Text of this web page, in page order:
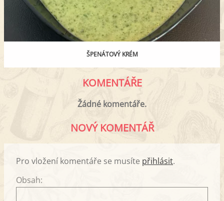
ŠPENÁTOVÝ KRÉM
KOMENTÁŘE
Žádné komentáře.
NOVÝ KOMENTÁŘ
Pro vložení komentáře se musíte přihlásit.
Obsah: